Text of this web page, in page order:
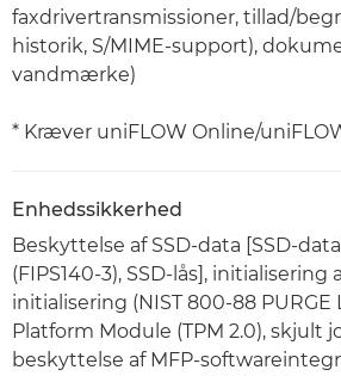
faxdrivertransmissioner, tillad/
historik, S/MIME-support),
vandmærke)
* Kræver uniFLOW Online/
Enhedssikkerhed
Beskyttelse af SSD-data [SSD-
(FIPS140-3), SSD-lås], initialisering
initialisering (NIST 800-88 PURGE
Platform Module (TPM 2.0), skjult
beskyttelse af MFP-